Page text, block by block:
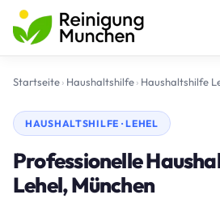
Startseite› Haushaltshilfe› Haushaltshilfe
HAUSHALTSHILFE · LEHEL
Professionelle
Lehel, München